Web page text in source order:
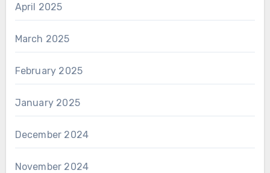
April 2025
March 2025
February 2025
January 2025
December 2024
November 2024